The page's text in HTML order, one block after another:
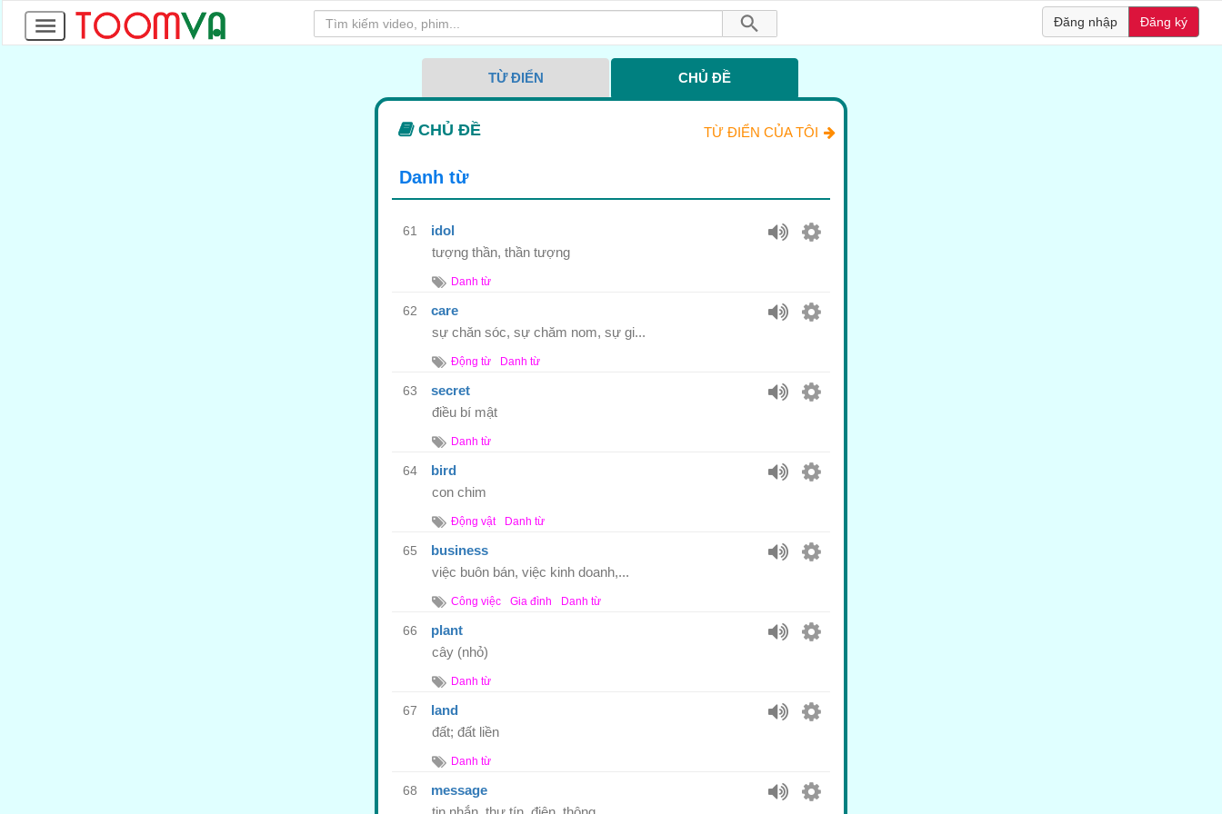
Đăng nhập Đăng ký
TỪ ĐIỂN CHỦ ĐỀ
TỪ ĐIỂN CỦA TÔI
Danh từ
61
idol
tượng thần, thần tượng
Danh từ
62
care
sự chăn sóc, sự chăm nom, sự gi...
Động từ Danh từ
63
secret
điều bí mật
Danh từ
64
bird
con chim
Động vật Danh từ
65
business
việc buôn bán, việc kinh doanh,...
Công việc Gia đình Danh từ
66
plant
cây (nhỏ)
Danh từ
67
land
đất; đất liền
Danh từ
68
message